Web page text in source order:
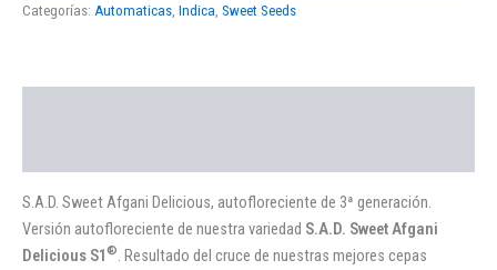
Categorías: Automaticas Indica Sweet Seeds
S.A.D. Sweet Afgani Delicious, autofloreciente de 3ª generación.
Versión autofloreciente de nuestra variedad S.A.D. Sweet Afgani
Delicious S1® . Resultado del cruce de nuestras mejores cepas